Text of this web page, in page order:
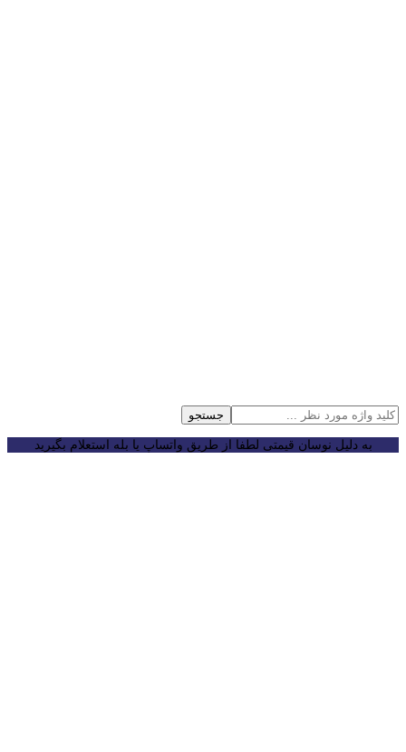
جستجو
به دلیل نوسان قیمتی لطفا از طریق واتساپ یا بله استعلام بگیرید